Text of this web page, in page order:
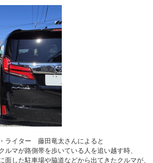
ライター 藤田竜太さんによると
マが路側帯を歩いている人を追い越す時、
面した駐車場や脇道などから出てきたクルマが、